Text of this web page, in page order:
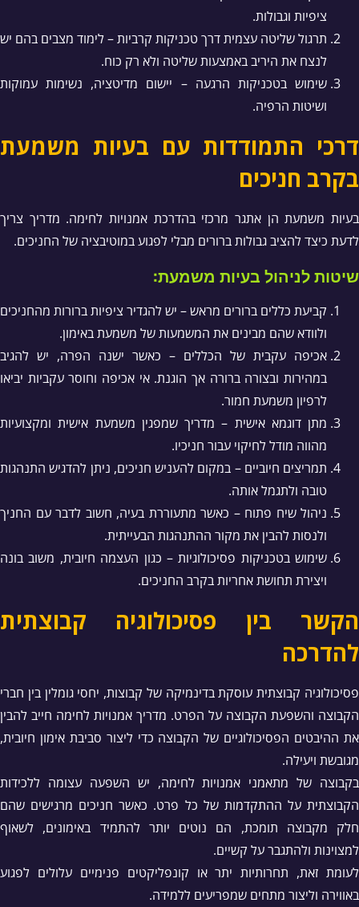
ציפיות וגבולות.
תרגול שליטה עצמית דרך טכניקות קרביות – לימוד מצבים בהם יש
לנצח את היריב באמצעות שליטה ולא רק כוח.
שימוש בטכניקות הרגעה – יישום מדיטציה, נשימות עמוקות
ושיטות הרפיה.
דרכי התמודדות עם בעיות משמעת
בקרב חניכים
בעיות משמעת הן אתגר מרכזי בהדרכת אמנויות לחימה. מדריך צריך
לדעת כיצד להציב גבולות ברורים מבלי לפגוע במוטיבציה של החניכים.
שיטות לניהול בעיות משמעת:
קביעת כללים ברורים מראש – יש להגדיר ציפיות ברורות מהחניכים
ולוודא שהם מבינים את המשמעות של משמעת באימון.
אכיפה עקבית של הכללים – כאשר ישנה הפרה, יש להגיב
במהירות ובצורה ברורה אך הוגנת. אי אכיפה וחוסר עקביות יביאו
לרפיון משמעת חמור.
מתן דוגמא אישית – מדריך שמפגין משמעת אישית ומקצועיות
מהווה מודל לחיקוי עבור חניכיו.
תמריצים חיוביים – במקום להעניש חניכים, ניתן להדגיש התנהגות
טובה ולתגמל אותה.
ניהול שיח פתוח – כאשר מתעוררת בעיה, חשוב לדבר עם החניך
ולנסות להבין את מקור ההתנהגות הבעייתית.
שימוש בטכניקות פסיכולוגיות – כגון העצמה חיובית, משוב בונה
ויצירת תחושת אחריות בקרב החניכים.
הקשר בין פסיכולוגיה קבוצתית
להדרכה
פסיכולוגיה קבוצתית עוסקת בדינמיקה של קבוצות, יחסי גומלין בין חברי
הקבוצה והשפעת הקבוצה על הפרט. מדריך אמנויות לחימה חייב להבין
את ההיבטים הפסיכולוגיים של הקבוצה כדי ליצור סביבת אימון חיובית,
מגובשת ויעילה.
בקבוצה של מתאמני אמנויות לחימה, יש השפעה עצומה ללכידות
הקבוצתית על ההתקדמות של כל פרט. כאשר חניכים מרגישים שהם
חלק מקבוצה תומכת, הם נוטים יותר להתמיד באימונים, לשאוף
למצוינות ולהתגבר על קשיים.
לעומת זאת, תחרותיות יתר או קונפליקטים פנימיים עלולים לפגוע
באווירה וליצור מתחים שמפריעים ללמידה.